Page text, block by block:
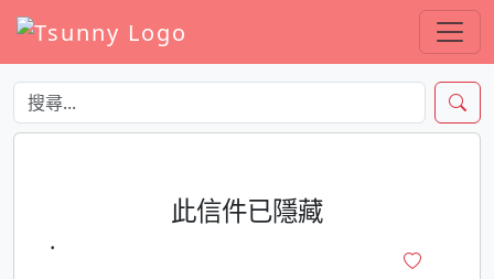
此信件已隱藏
·